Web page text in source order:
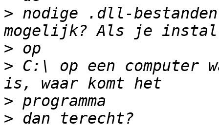
> nodige .dll-
>
> C:\ op een computer
>
>